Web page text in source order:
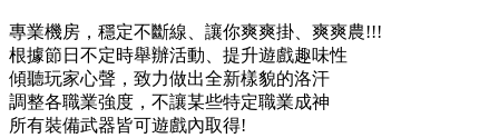
專業機房，穩定不斷線、讓你爽爽掛、爽爽農!!!
根據節日不定時舉辦活動、提升遊戲趣味性
傾聽玩家心聲，致力做出全新樣貌的洛汗
調整各職業強度，不讓某些特定職業成神
所有裝備武器皆可遊戲內取得!